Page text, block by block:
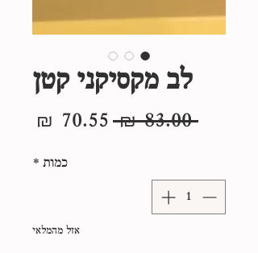
לב מקסיקני קטן
‏83.00 ‏₪
מחיר
כמות *
אזל מהמלאי